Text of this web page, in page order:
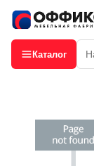
Каталог